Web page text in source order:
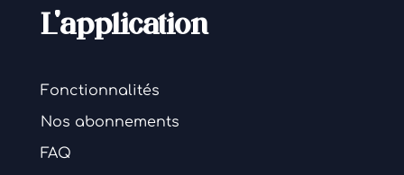
L'application
Fonctionnalités
Nos abonnements
FAQ